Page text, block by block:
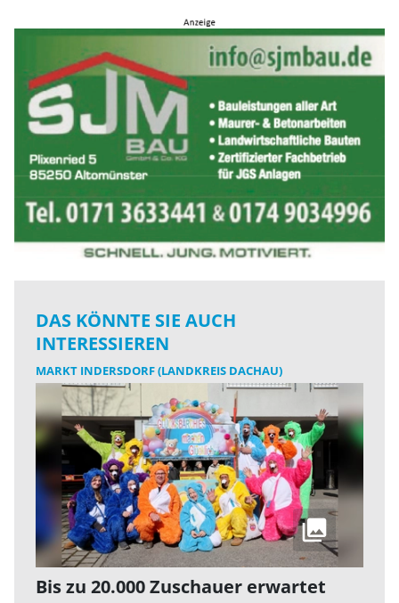
DAS KÖNNTE SIE AUCH
INTERESSIEREN
MARKT INDERSDORF (LANDKREIS DACHAU)
Bis zu 20.000 Zuschauer erwartet